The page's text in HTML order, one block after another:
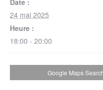
Date :
24 mai 2025
Heure :
18:00 - 20:00
Google Maps